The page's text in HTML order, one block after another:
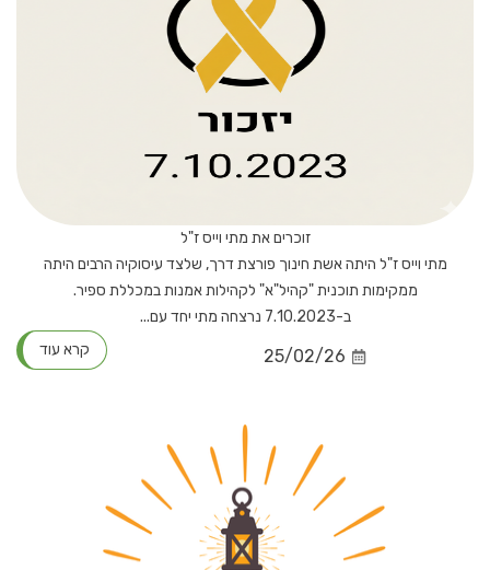
זוכרים את מתי וייס ז"ל
מתי וייס ז"ל היתה אשת חינוך פורצת דרך, שלצד עיסוקיה הרבים היתה
ממקימות תוכנית "קהיל"א" לקהילות אמנות במכללת ספיר.
ב-7.10.2023 נרצחה מתי יחד עם...
25/02/26 קרא עוד